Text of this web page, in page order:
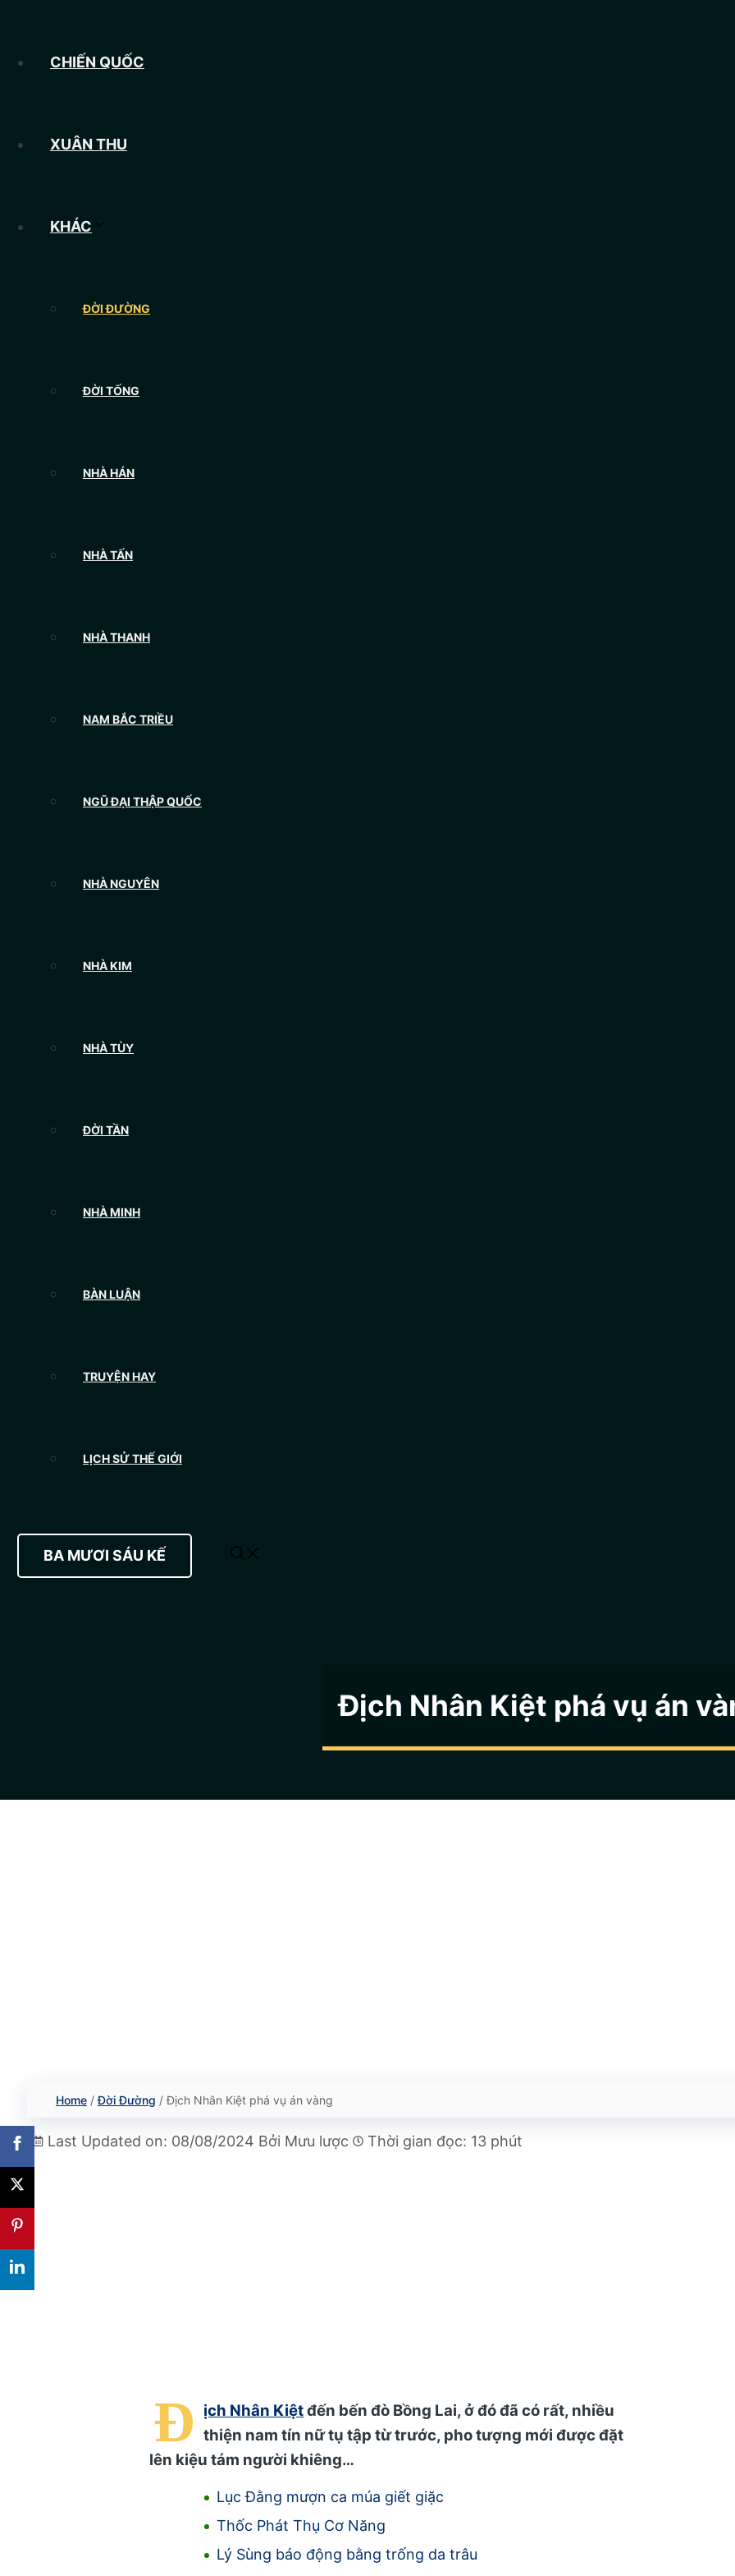
CHIẾN QUỐC
XUÂN THU
KHÁC
ĐỜI ĐƯỜNG
ĐỜI TỐNG
NHÀ HÁN
NHÀ TẤN
NHÀ THANH
NAM BẮC TRIỀU
NGŨ ĐẠI THẬP QUỐC
NHÀ NGUYÊN
NHÀ KIM
NHÀ TÙY
ĐỜI TẦN
NHÀ MINH
BÀN LUẬN
TRUYỆN HAY
LỊCH SỬ THẾ GIỚI
BA MƯƠI SÁU KẾ
Địch Nhân Kiệt phá vụ án
Home /Đời Đường /Địch Nhân Kiệt phá vụ án vàng
Last Updated on: 08/08/2024 Bởi Mưu lược Thời gian đọc: 13 phút
Đ ịch Nhân Kiệtđến bến đò Bồng Lai, ở đó đã có rất, nhiều
thiện nam tín nữ tụ tập từ trước, pho tượng mới được đặt
lên kiệu tám người khiêng…
Lục Đằng mượn ca múa giết giặc
Thốc Phát Thụ Cơ Năng
Lý Sùng báo động bằng trống da trâu